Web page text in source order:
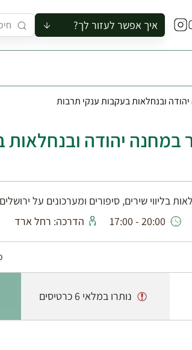
איך אפשר לעזור לך?
להזמין סיור לקבוצה
להירשם לקורס
לקנות ספר
לתאם ביקור בצריף
ובנחלאות בעקבות ענקי תרבות
במחנה יהודה
בליווי שירים, סיפורים ומערכונים על
20:00 - 17:00 הדרכה: רחל ארד
נותרו במלאי 6 כרטיסים